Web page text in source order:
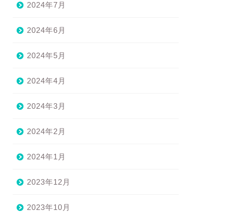
2024年7月
2024年6月
2024年5月
2024年4月
2024年3月
2024年2月
2024年1月
2023年12月
2023年10月